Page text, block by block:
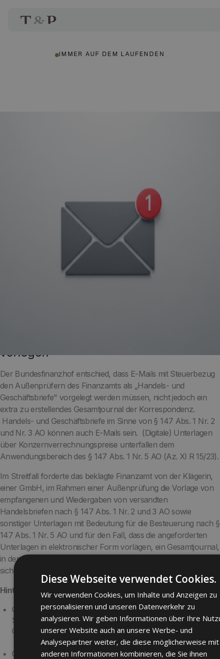
IMMER AUF DEM LAUFENDEN
vorlegen
Der Bundesfinanzhof entschied, dass E-Mails mit Steuerbezug
den Außenprüfern des Finanzamts als „Handels- und
Geschäftsbriefe" vorgelegt werden müssen, nicht jedoch ein
extra zu erstellendes Gesamtjournal der Korrespondenz.
Handels- und Geschäftsbriefe im Sinne von § 147 Abs. 1 Nr. 2
und Nr. 3 AO können auch E-Mails sein. (Digitale) Unterlagen
über Konzernverrechnungspreise unterfallen dem
Anwendungsbereich des § 147 Abs. 1 Nr. 5 AO (Az. XI R 15/23).
Im Streitfall forderte das beklagte Finanzamt von der Klägerin,
einer GmbH, im Rahmen einer Außenprüfung die Vorlage von
empfangenen und Wiedergaben von versandten
Handelsbriefen nach § 147 Abs. 1 Nr. 2 und 3 AO sowie
sonstiger Unterlagen mit Bedeutung für die Besteuerung nach §
147 Abs. 1 Nr. 5 AO und für den Fall, dass die angeforderten
Unterlagen in elektronischer Form vorlägen, ein Gesamtjournal,
in dem alle E-Mails erfasst sein sollten. Die Klägerin weigerte
sich, ihr komplettes Datenarchiv herauszugeben.
Hintergrund
Gemäß § 147 Abs. 1 Nr. 2 der Abgabenordnung hat der
Steuerpflichtige die empfangenen Handels- oder
Geschäftsbriefe geordnet aufzubewahren.
Gleiches gilt nach § 147 Abs. 1 Nr. 3 AO für
Diese Webseite verwendet Cookies.
Wir verwenden Cookies, um Inhalte und Anzeigen zu
personalisieren und unseren Datenverkehr zu
analysieren. Wir geben Informationen über Ihre
unserer Website auch an unsere Werbe- und
Analysepartner weiter, die diese möglicherweise mit
anderen Informationen kombinieren, die Sie ihnen